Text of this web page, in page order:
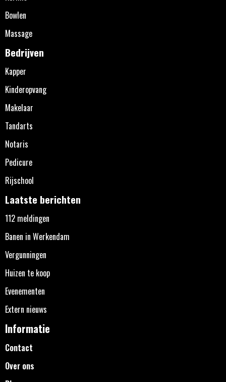
Bowlen
Massage
Bedrijven
Kapper
Kinderopvang
Makelaar
Tandarts
Notaris
Pedicure
Rijschool
Laatste berichten
112 meldingen
Banen in Werkendam
Vergunningen
Huizen te koop
Evenementen
Extern nieuws
Informatie
Contact
Over ons